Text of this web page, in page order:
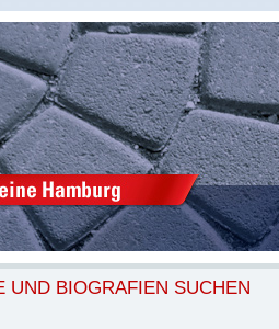
UND BIOGRAFIEN SUCHEN